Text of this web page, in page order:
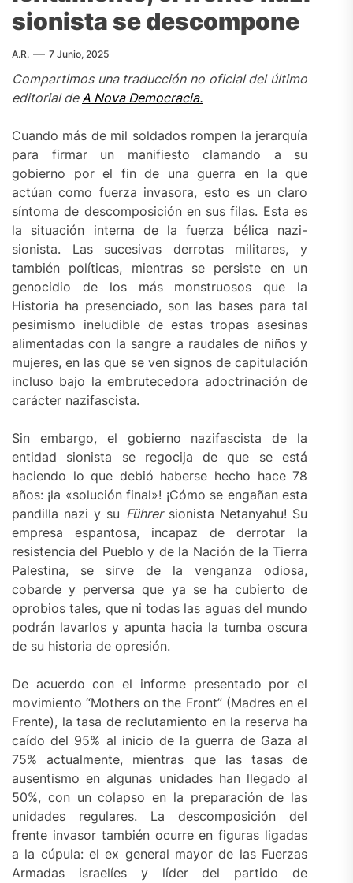
sionista se descompone
A.R. 7 Junio, 2025
Compartimos una traducción no oficial del último
editorial deA Nova Democracia.
Cuando más de mil soldados rompen la jerarquía
para firmar un manifiesto clamando a su
gobierno por el fin de una guerra en la que
actúan como fuerza invasora, esto es un claro
síntoma de descomposición en sus filas. Esta es
la situación interna de la fuerza bélica nazi-
sionista. Las sucesivas derrotas militares, y
también políticas, mientras se persiste en un
genocidio de los más monstruosos que la
Historia ha presenciado, son las bases para tal
pesimismo ineludible de estas tropas asesinas
alimentadas con la sangre a raudales de niños y
mujeres, en las que se ven signos de capitulación
incluso bajo la embrutecedora adoctrinación de
carácter nazifascista.
Sin embargo, el gobierno nazifascista de la
entidad sionista se regocija de que se está
haciendo lo que debió haberse hecho hace 78
años: ¡la «solución final»! ¡Cómo se engañan esta
pandilla nazi y su Führersionista Netanyahu! Su
empresa espantosa, incapaz de derrotar la
resistencia del Pueblo y de la Nación de la Tierra
Palestina, se sirve de la venganza odiosa,
cobarde y perversa que ya se ha cubierto de
oprobios tales, que ni todas las aguas del mundo
podrán lavarlos y apunta hacia la tumba oscura
de su historia de opresión.
De acuerdo con el informe presentado por el
movimiento “Mothers on the Front” (Madres en el
Frente), la tasa de reclutamiento en la reserva ha
caído del 95% al inicio de la guerra de Gaza al
75% actualmente, mientras que las tasas de
ausentismo en algunas unidades han llegado al
50%, con un colapso en la preparación de las
unidades regulares. La descomposición del
frente invasor también ocurre en figuras ligadas
a la cúpula: el ex general mayor de las Fuerzas
Armadas israelíes y líder del partido de